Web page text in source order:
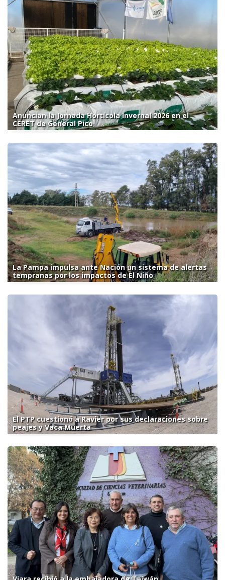
Anuncian la Jornada Hortícola Invernal 2026 en el
CERET de General Pico
La Pampa impulsa ante Nación un sistema de alertas
tempranas por los impactos de El Niño
El PTP cuestionó a Ravier por sus declaraciones sobre
peajes y Vaca Muerta